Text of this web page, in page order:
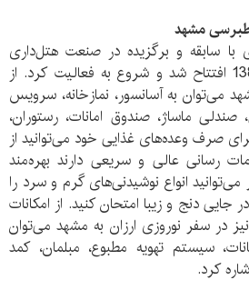
طبرسی مشهد
سابقه و برگزیده در صنعت هتل‌داری
ایران است که در سال 1387 افتتاح شد و شروع به فعالیت کرد. از
می‌توان به آسانسور، نمازخانه، سرویس
صندلی ماساژ، صندوق امانات، رستوران،
صرف وعده‌های غذایی خود می‌توانید از
رسانی عالی و سریعی دارند بهره‌مند
انواع نوشیدنی‌های گرم و سرد را
دنج و زیبا امتحان کنید. از امکانات
در سفر نوروزی ارزان به مشهد می‌توان
سیستم تهویه مطبوع، مبلمان، کمد
کرد.